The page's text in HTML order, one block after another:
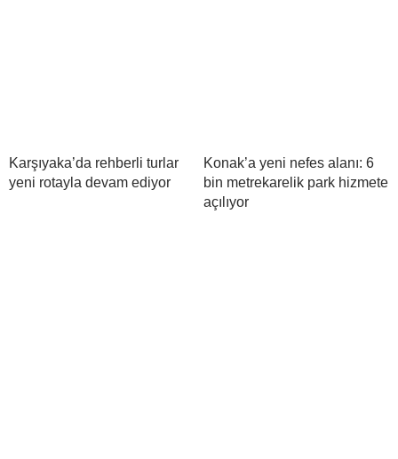
Karşıyaka’da rehberli turlar
yeni rotayla devam ediyor
Konak’a yeni nefes alanı: 6
bin metrekarelik park hizmete
açılıyor